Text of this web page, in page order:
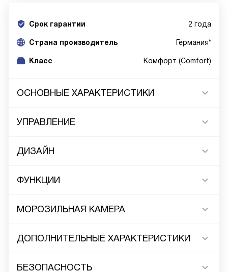
Срок гарантии 2 года
Cтрана производитель Германия*
Класс Комфорт (Comfort)
ОСНОВНЫЕ ХАРАКТЕРИСТИКИ
УПРАВЛЕНИЕ
ДИЗАЙН
ФУНКЦИИ
МОРОЗИЛЬНАЯ КАМЕРА
ДОПОЛНИТЕЛЬНЫЕ ХАРАКТЕРИСТИКИ
БЕЗОПАСНОСТЬ